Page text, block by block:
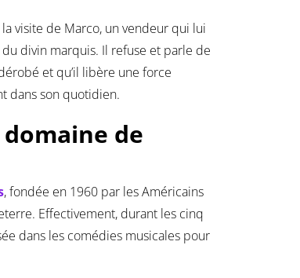
visite de Marco, un vendeur qui lui
divin marquis. Il refuse et parle de
et qu’il libère une force
dans son quotidien.
de
, fondée en 1960 par les Américains
Effectivement, durant les cinq
dans les comédies musicales pour